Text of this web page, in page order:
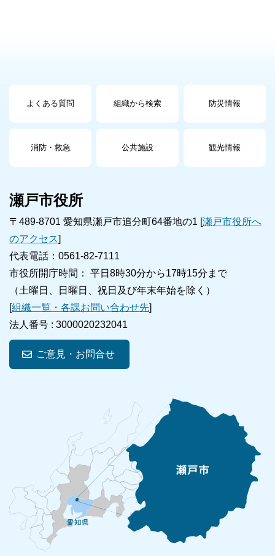
よくある質問 組織から検索 防災情報
消防・救急 公共施設 観光情報
瀬戸市役所
〒489-8701 愛知県瀬戸市追分町64番地の1 [瀬戸市役所へ
のアクセス]
代表電話：0561-82-7111
市役所開庁時間： 平日8時30分から17時15分まで
（土曜日、日曜日、祝日及び年末年始を除く）
[組織一覧・各課お問い合わせ先]
法人番号 : 3000020232041
ご意見・お問合せ